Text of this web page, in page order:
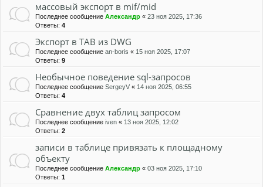
массовый экспорт в mif/mid
Последнее сообщение Александр « 23 ноя 2025, 17:36
Ответы: 4
Экспорт в TAB из DWG
Последнее сообщение an-boris « 15 ноя 2025, 17:07
Ответы: 9
Необычное поведение sql-запросов
Последнее сообщение SergeyV « 14 ноя 2025, 06:55
Ответы: 4
Сравнение двух таблиц запросом
Последнее сообщение iven « 13 ноя 2025, 12:02
Ответы: 2
записи в таблице привязать к площадному
объекту
Последнее сообщение Александр « 03 ноя 2025, 17:10
Ответы: 1